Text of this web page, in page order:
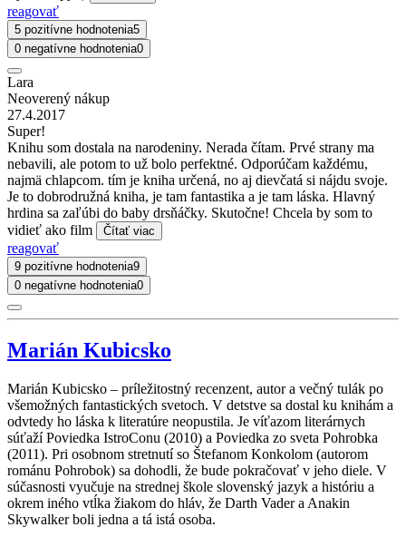
reagovať
5 pozitívne hodnotenia5
0 negatívne hodnotenia0
Lara
Neoverený nákup
27.4.2017
Super!
Knihu som dostala na narodeniny. Nerada čítam. Prvé strany ma
nebavili, ale potom to už bolo perfektné. Odporúčam každému,
najmä chlapcom. tím je kniha určená, no aj dievčatá si nájdu svoje.
Je to dobrodružná kniha, je tam fantastika a je tam láska. Hlavný
hrdina sa zaľúbi do baby drsňáčky. Skutočne! Chcela by som to
vidieť ako film
Čítať viac
reagovať
9 pozitívne hodnotenia9
0 negatívne hodnotenia0
Marián Kubicsko
Marián Kubicsko – príležitostný recenzent, autor a večný tulák po
všemožných fantastických svetoch. V detstve sa dostal ku knihám a
odvtedy ho láska k literatúre neopustila. Je víťazom literárnych
súťaží Poviedka IstroConu (2010) a Poviedka zo sveta Pohrobka
(2011). Pri osobnom stretnutí so Štefanom Konkolom (autorom
románu Pohrobok) sa dohodli, že bude pokračovať v jeho diele. V
súčasnosti vyučuje na strednej škole slovenský jazyk a históriu a
okrem iného vtĺka žiakom do hláv, že Darth Vader a Anakin
Skywalker boli jedna a tá istá osoba.